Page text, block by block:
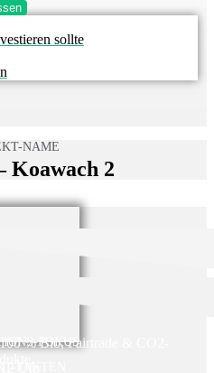
sollte
NAME
Koawach 2
FOKUS
% Bio, Fairtrade & CO2-